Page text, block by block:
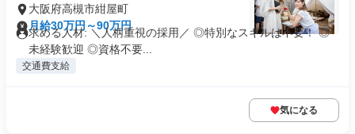
大阪府高槻市紺屋町
月給30万円～90万円
求める人材: ＼人柄重視の採用／ ◎特別なスキルは不要！ ◎
未経験歓迎 ◎資格不要...
交通費支給
気になる